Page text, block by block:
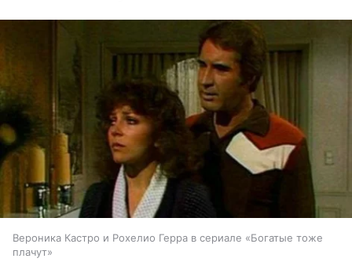
Вероника Кастро и Рохелио Герра в сериале «Богатые тоже
плачут»